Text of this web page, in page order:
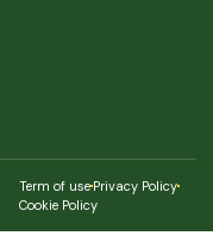
Term of usePrivacy Policy
Cookie Policy